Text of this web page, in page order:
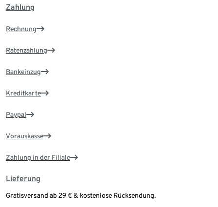
Zahlung
Rechnung
Ratenzahlung
Bankeinzug
Kreditkarte
Paypal
Vorauskasse
Zahlung in der Filiale
Lieferung
Gratisversand ab 29 € & kostenlose Rücksendung.